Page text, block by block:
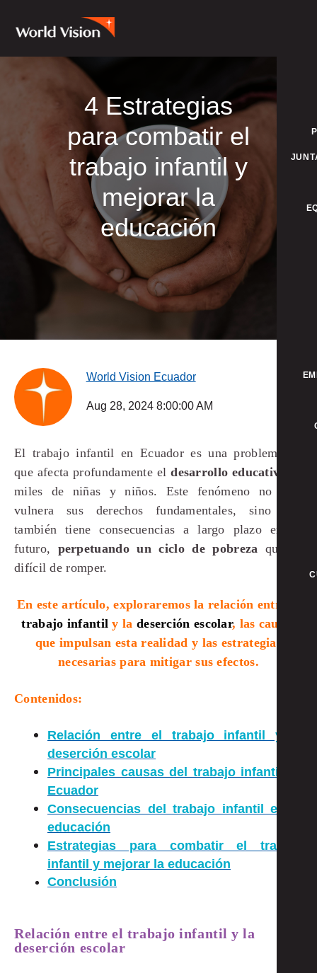
4 Estrategias
para combatir el
trabajo infantil y
mejorar la
educación
World Vision Ecuador
Aug 28, 2024 8:00:00 AM
El trabajo infantil en Ecuador es una problemática
que afecta profundamente eldesarrollo educativo
miles de niñas y niños. Este fenómeno no solo
vulnera sus derechos fundamentales, sino que
también tiene consecuencias a largo plazo en su
futuro, perpetuando un ciclo de pobreza que es
difícil de romper.
En este artículo, exploraremos la relación entre el
trabajo infantil y la deserción escolar, las causas
que impulsan esta realidad y las estrategias
necesarias para mitigar sus efectos.
Contenidos:
Relación entre el trabajo infantil y la
deserción escolar
Principales causas del trabajo infantil en
Ecuador
Consecuencias del trabajo infantil en la
educación
Estrategias para combatir el trabajo
infantil y mejorar la educación
Conclusión
Relación entre el trabajo infantil y la
deserción escolar